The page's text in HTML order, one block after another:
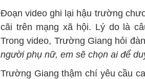
Đoạn video ghi lại hậu trường
cãi trên mạng xã hội. Lý do là
Trong video, Trường Giang hỏi
người phụ nữ, em sẽ chọn ai để
Trường Giang thậm chí yêu cầu